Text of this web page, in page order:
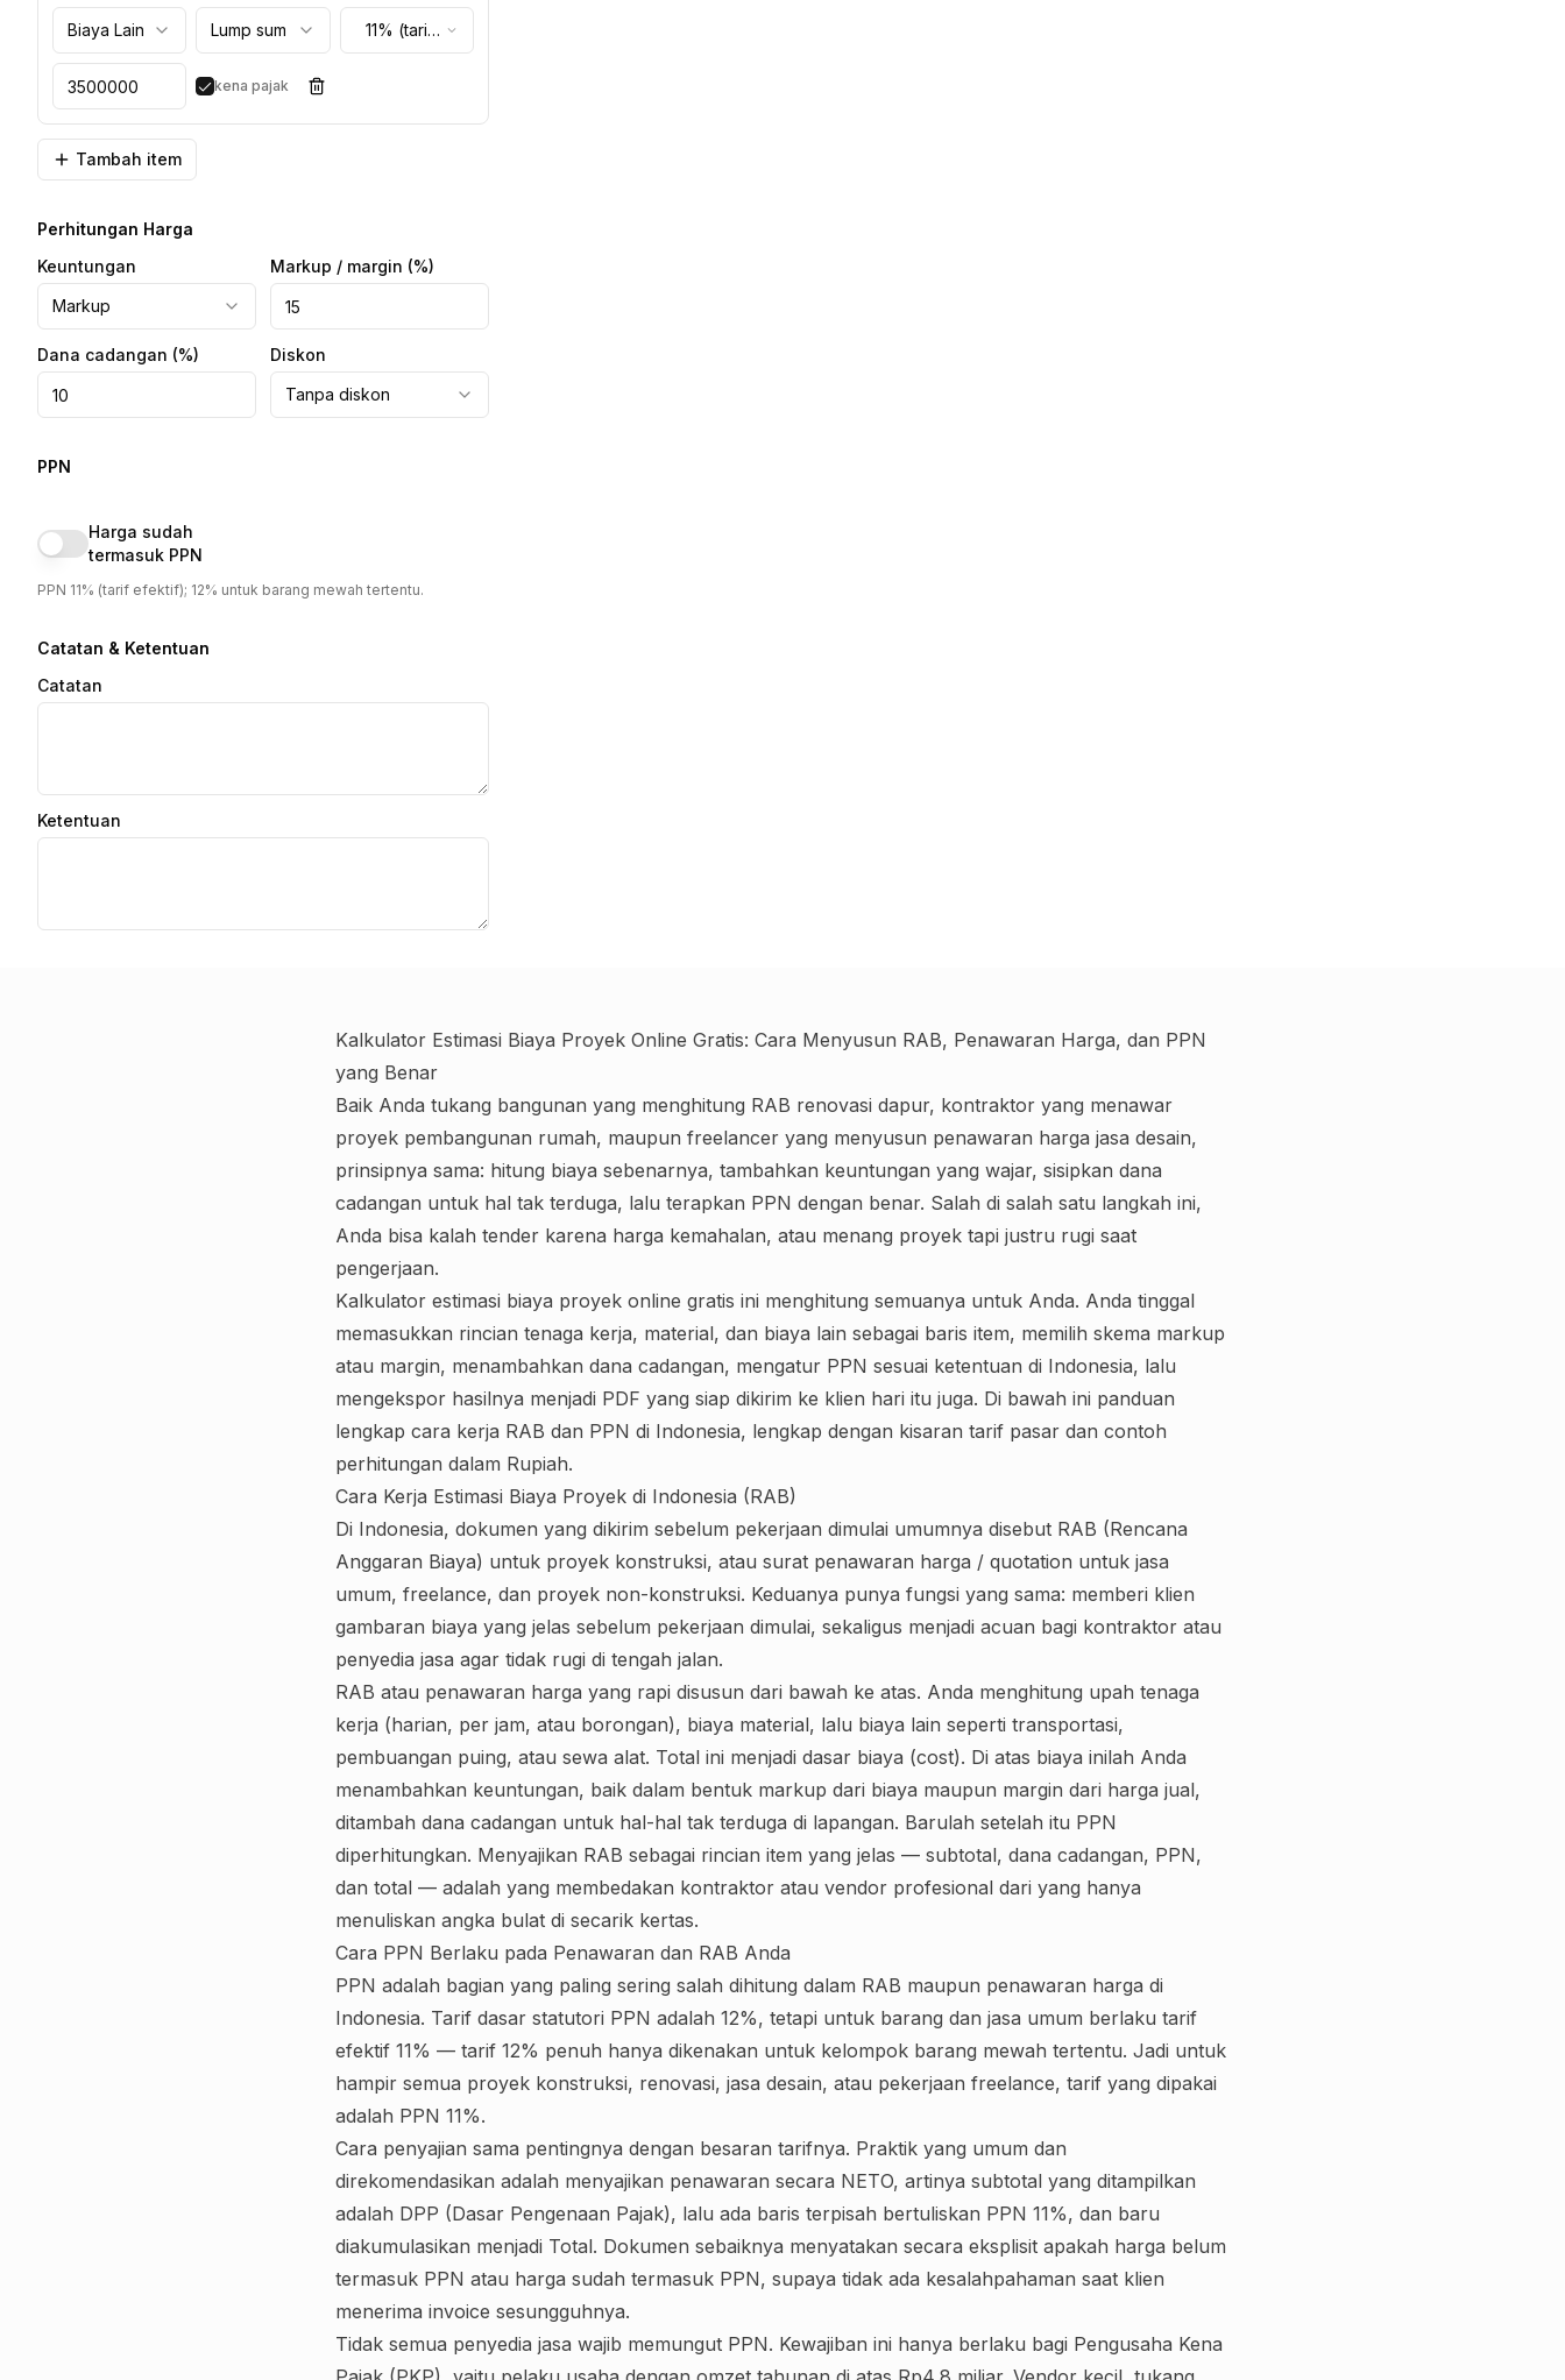
Biaya Lain Lump sum
11% (tarif
umum)
kena pajak
Tambah item
Perhitungan Harga
Keuntungan
Markup
Markup / margin (%)
Dana cadangan (%)
Diskon
Tanpa diskon
PPN
Harga sudah
termasuk PPN
PPN 11% (tarif efektif); 12% untuk barang mewah tertentu.
Catatan & Ketentuan
Catatan
Ketentuan
Kalkulator Estimasi Biaya Proyek Online Gratis: Cara Menyusun RAB, Penawaran Harga, dan PPN
yang Benar
Baik Anda tukang bangunan yang menghitung RAB renovasi dapur, kontraktor yang menawar
proyek pembangunan rumah, maupun freelancer yang menyusun penawaran harga jasa desain,
prinsipnya sama: hitung biaya sebenarnya, tambahkan keuntungan yang wajar, sisipkan dana
cadangan untuk hal tak terduga, lalu terapkan PPN dengan benar. Salah di salah satu langkah ini,
Anda bisa kalah tender karena harga kemahalan, atau menang proyek tapi justru rugi saat
pengerjaan.
Kalkulator estimasi biaya proyek online gratis ini menghitung semuanya untuk Anda. Anda tinggal
memasukkan rincian tenaga kerja, material, dan biaya lain sebagai baris item, memilih skema markup
atau margin, menambahkan dana cadangan, mengatur PPN sesuai ketentuan di Indonesia, lalu
mengekspor hasilnya menjadi PDF yang siap dikirim ke klien hari itu juga. Di bawah ini panduan
lengkap cara kerja RAB dan PPN di Indonesia, lengkap dengan kisaran tarif pasar dan contoh
perhitungan dalam Rupiah.
Cara Kerja Estimasi Biaya Proyek di Indonesia (RAB)
Di Indonesia, dokumen yang dikirim sebelum pekerjaan dimulai umumnya disebut RAB (Rencana
Anggaran Biaya) untuk proyek konstruksi, atau surat penawaran harga / quotation untuk jasa
umum, freelance, dan proyek non-konstruksi. Keduanya punya fungsi yang sama: memberi klien
gambaran biaya yang jelas sebelum pekerjaan dimulai, sekaligus menjadi acuan bagi kontraktor atau
penyedia jasa agar tidak rugi di tengah jalan.
RAB atau penawaran harga yang rapi disusun dari bawah ke atas. Anda menghitung upah tenaga
kerja (harian, per jam, atau borongan), biaya material, lalu biaya lain seperti transportasi,
pembuangan puing, atau sewa alat. Total ini menjadi dasar biaya (cost). Di atas biaya inilah Anda
menambahkan keuntungan, baik dalam bentuk markup dari biaya maupun margin dari harga jual,
ditambah dana cadangan untuk hal-hal tak terduga di lapangan. Barulah setelah itu PPN
diperhitungkan. Menyajikan RAB sebagai rincian item yang jelas — subtotal, dana cadangan, PPN,
dan total — adalah yang membedakan kontraktor atau vendor profesional dari yang hanya
menuliskan angka bulat di secarik kertas.
Cara PPN Berlaku pada Penawaran dan RAB Anda
PPN adalah bagian yang paling sering salah dihitung dalam RAB maupun penawaran harga di
Indonesia. Tarif dasar statutori PPN adalah 12%, tetapi untuk barang dan jasa umum berlaku tarif
efektif 11% — tarif 12% penuh hanya dikenakan untuk kelompok barang mewah tertentu. Jadi untuk
hampir semua proyek konstruksi, renovasi, jasa desain, atau pekerjaan freelance, tarif yang dipakai
adalah PPN 11%.
Cara penyajian sama pentingnya dengan besaran tarifnya. Praktik yang umum dan
direkomendasikan adalah menyajikan penawaran secara NETO, artinya subtotal yang ditampilkan
adalah DPP (Dasar Pengenaan Pajak), lalu ada baris terpisah bertuliskan PPN 11%, dan baru
diakumulasikan menjadi Total. Dokumen sebaiknya menyatakan secara eksplisit apakah harga belum
termasuk PPN atau harga sudah termasuk PPN, supaya tidak ada kesalahpahaman saat klien
menerima invoice sesungguhnya.
Tidak semua penyedia jasa wajib memungut PPN. Kewajiban ini hanya berlaku bagi Pengusaha Kena